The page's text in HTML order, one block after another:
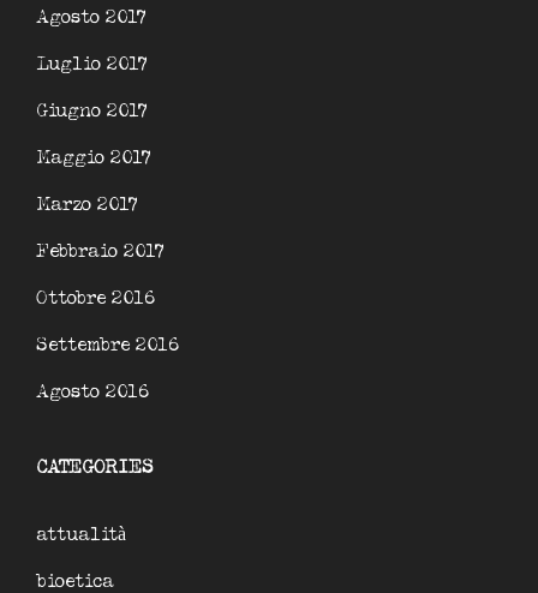
Agosto 2017
Luglio 2017
Giugno 2017
Maggio 2017
Marzo 2017
Febbraio 2017
Ottobre 2016
Settembre 2016
Agosto 2016
CATEGORIES
attualità
bioetica